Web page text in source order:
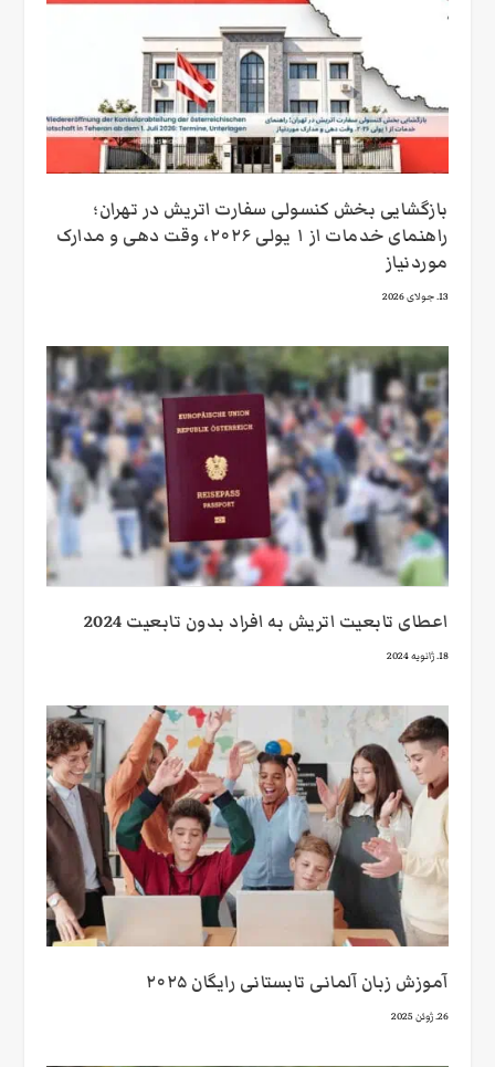
بازگشایی بخش کنسولی سفارت اتریش در تهران؛
راهنمای خدمات از ۱ یولی ۲۰۲۶، وقت‌ دهی و مدارک
موردنیاز
13. جولای 2026
اعطای تابعیت اتریش به افراد بدون تابعیت 2024
18. ژانویه 2024
آموزش زبان آلمانی تابستانی رایگان ۲۰۲۵
26. ژوئن 2025